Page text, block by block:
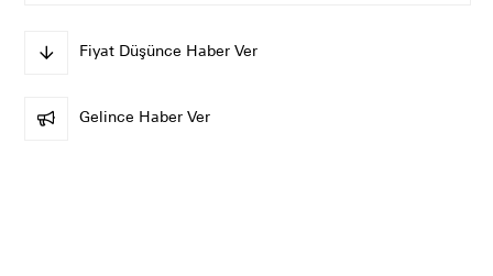
Fiyat Düşünce Haber Ver
Gelince Haber Ver